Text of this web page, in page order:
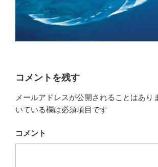
コメントを残す
メールアドレスが公開されることはあり
いている欄は必須項目です
コメント